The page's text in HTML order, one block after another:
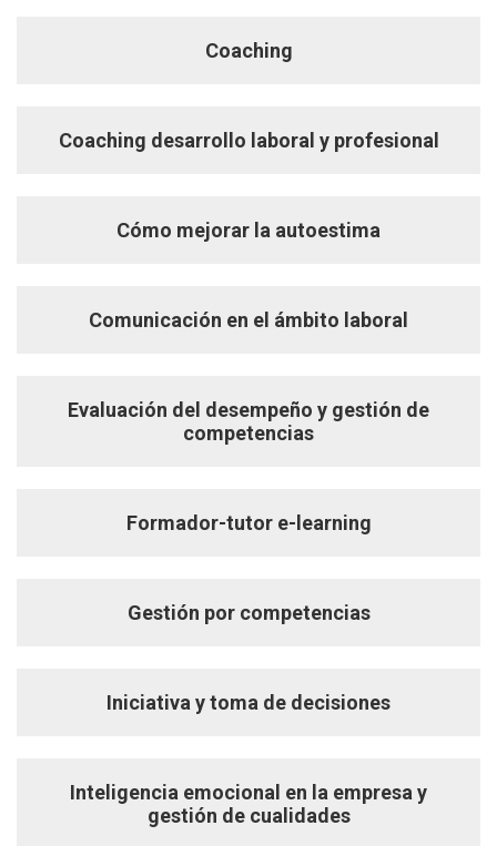
Coaching
Coaching desarrollo laboral y profesional
Cómo mejorar la autoestima
Comunicación en el ámbito laboral
Evaluación del desempeño y gestión de
competencias
Formador-tutor e-learning
Gestión por competencias
Iniciativa y toma de decisiones
Inteligencia emocional en la empresa y
gestión de cualidades